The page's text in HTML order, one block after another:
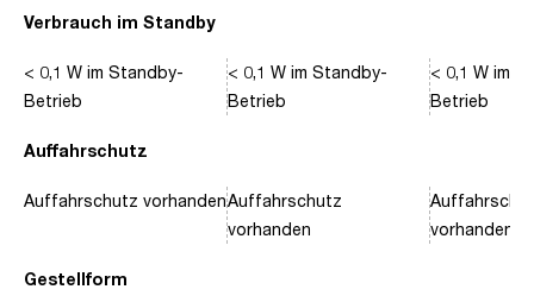
Verbrauch im Standby
Auffahrschutz
Gestellform
< 0,1 W im Standby-
Betrieb
Auffahrschutz vorhanden
< 0,1 W im Standby-
Betrieb
Auffahrschutz
vorhanden
< 0,1 W im
Betrieb
vorhanden